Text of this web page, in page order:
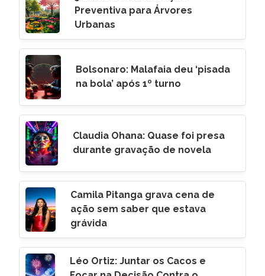
Preventiva para Árvores
Urbanas
Bolsonaro: Malafaia deu ‘pisada
na bola’ após 1º turno
Claudia Ohana: Quase foi presa
durante gravação de novela
Camila Pitanga grava cena de
ação sem saber que estava
grávida
Léo Ortiz: Juntar os Cacos e